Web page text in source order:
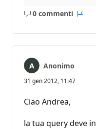
0 commenti
Nessun
Anonimo
31 gen 2012, 11:47
Ciao Andrea,
la tua query deve